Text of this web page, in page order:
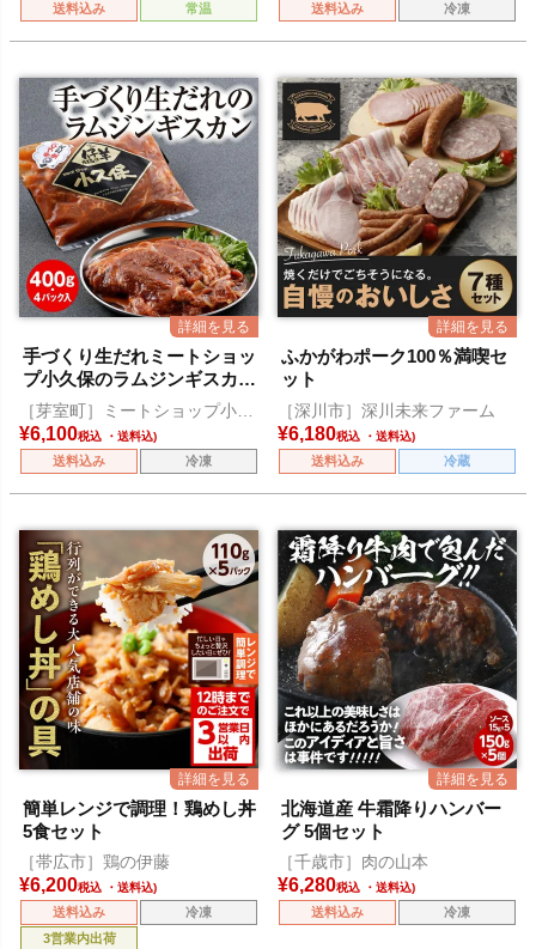
送料込み 常温 送料込み 冷凍
手づくり生だれミートショッ
プ小久保のラムジンギスカン
400g×4パック
［芽室町］ミートショップ小久
保
¥6,100税込
送料込み 冷凍
ふかがわポーク100％満喫セ
ット
［深川市］深川未来ファーム
¥6,180税込
送料込み 冷蔵
簡単レンジで調理！鶏めし丼
5食セット
［帯広市］鶏の伊藤
¥6,200税込
送料込み
冷凍
3営業内出荷
北海道産 牛霜降りハンバー
グ 5個セット
［千歳市］肉の山本
¥6,280税込
送料込み 冷凍